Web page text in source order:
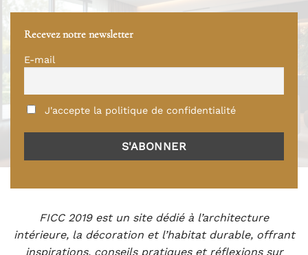
Recevez notre newsletter
E-mail
J'accepte la politique de confidentialité
FICC 2019 est un site dédié à l’architecture
intérieure, la décoration et l’habitat durable, offrant
inspirations, conseils pratiques et réflexions sur